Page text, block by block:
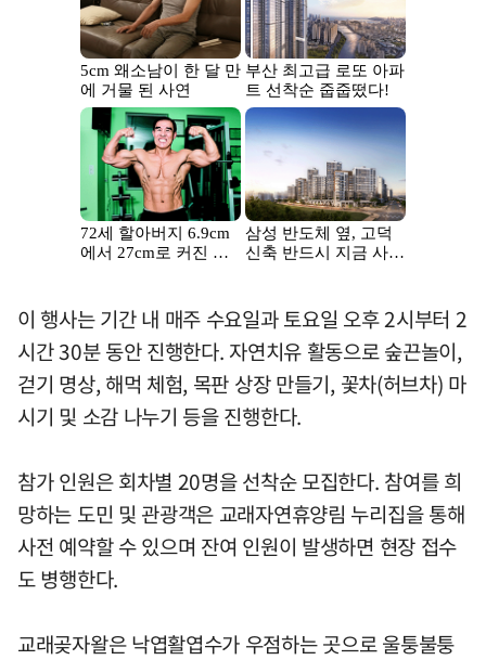
이 행사는 기간 내 매주 수요일과 토요일 오후 2시부터 2
시간 30분 동안 진행한다. 자연치유 활동으로 숲끈놀이,
걷기 명상, 해먹 체험, 목판 상장 만들기, 꽃차(허브차) 마
시기 및 소감 나누기 등을 진행한다.
참가 인원은 회차별 20명을 선착순 모집한다. 참여를 희
망하는 도민 및 관광객은 교래자연휴양림 누리집을 통해
사전 예약할 수 있으며 잔여 인원이 발생하면 현장 접수
도 병행한다.
교래곶자왈은 낙엽활엽수가 우점하는 곳으로 울퉁불퉁